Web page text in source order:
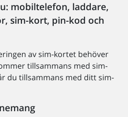
mobiltelefon, laddare,
sim-kort, pin-kod och
av sim-kortet behöver
tillsammans med sim-
du tillsammans med ditt sim-